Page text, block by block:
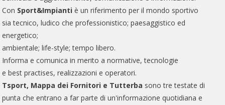
Con Sport&Impianti è un riferimento per il mondo sportivo
sia tecnico, ludico che professionistico; paesaggistico ed
energetico;
ambientale; life-style; tempo libero.
Informa e comunica in merito a normative, tecnologie
e best practises, realizzazioni e operatori.
Tsport, Mappa dei Fornitori e Tutterba sono tre testate di
punta che entrano a far parte di un'informazione quotidiana e